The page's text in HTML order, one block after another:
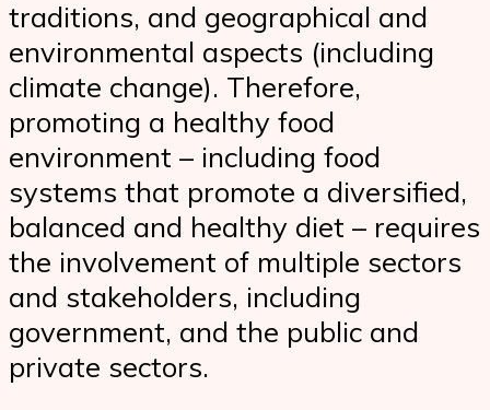
traditions, and geographical and
environmental aspects (including
climate change). Therefore,
promoting a healthy food
environment – including food
systems that promote a diversified,
balanced and healthy diet – requires
the involvement of multiple sectors
and stakeholders, including
government, and the public and
private sectors.